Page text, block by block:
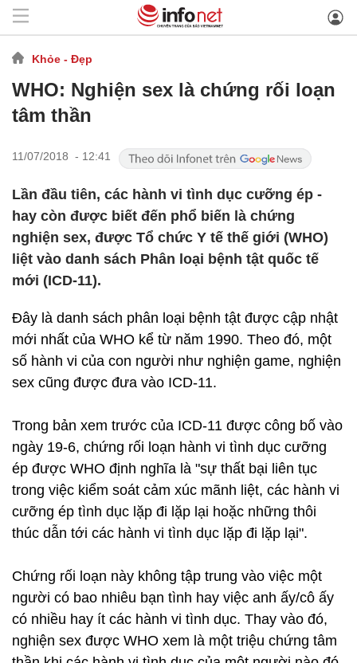
Khỏe - Đẹp
WHO: Nghiện sex là chứng rối loạn
tâm thần
11/07/2018 - 12:41
Lần đầu tiên, các hành vi tình dục cưỡng ép -
hay còn được biết đến phổ biến là chứng
nghiện sex, được Tổ chức Y tế thế giới (WHO)
liệt vào danh sách Phân loại bệnh tật quốc tế
mới (ICD-11).
Đây là danh sách phân loại bệnh tật được cập nhật
mới nhất của WHO kể từ năm 1990. Theo đó, một
số hành vi của con người như nghiện game, nghiện
sex cũng được đưa vào ICD-11.
Trong bản xem trước của ICD-11 được công bố vào
ngày 19-6, chứng rối loạn hành vi tình dục cưỡng
ép được WHO định nghĩa là "sự thất bại liên tục
trong việc kiểm soát cảm xúc mãnh liệt, các hành vi
cưỡng ép tình dục lặp đi lặp lại hoặc những thôi
thúc dẫn tới các hành vi tình dục lặp đi lặp lại".
Chứng rối loạn này không tập trung vào việc một
người có bao nhiêu bạn tình hay việc anh ấy/cô ấy
có nhiều hay ít các hành vi tình dục. Thay vào đó,
nghiện sex được WHO xem là một triệu chứng tâm